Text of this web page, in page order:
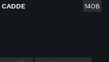
CADDE 1408